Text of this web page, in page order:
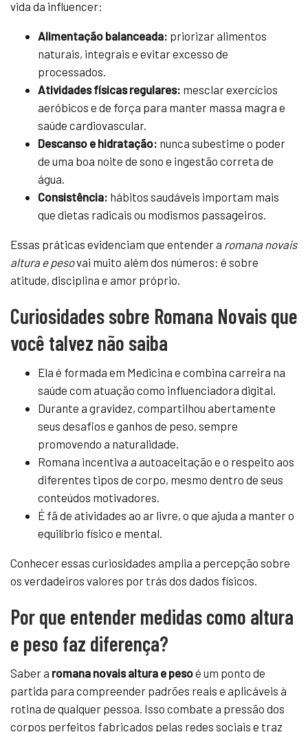
vida da influencer:
Alimentação balanceada: priorizar alimentos
naturais, integrais e evitar excesso de
processados.
Atividades físicas regulares: mesclar exercícios
aeróbicos e de força para manter massa magra e
saúde cardiovascular.
Descanso e hidratação: nunca subestime o poder
de uma boa noite de sono e ingestão correta de
água.
Consistência: hábitos saudáveis importam mais
que dietas radicais ou modismos passageiros.
Essas práticas evidenciam que entender a romana novais
altura e pesovai muito além dos números: é sobre
atitude, disciplina e amor próprio.
Curiosidades sobre Romana Novais que
você talvez não saiba
Ela é formada em Medicina e combina carreira na
saúde com atuação como influenciadora digital.
Durante a gravidez, compartilhou abertamente
seus desafios e ganhos de peso, sempre
promovendo a naturalidade.
Romana incentiva a autoaceitação e o respeito aos
diferentes tipos de corpo, mesmo dentro de seus
conteúdos motivadores.
É fã de atividades ao ar livre, o que ajuda a manter o
equilíbrio físico e mental.
Conhecer essas curiosidades amplia a percepção sobre
os verdadeiros valores por trás dos dados físicos.
Por que entender medidas como altura
e peso faz diferença?
Saber a romana novais altura e pesoé um ponto de
partida para compreender padrões reais e aplicáveis à
rotina de qualquer pessoa. Isso combate a pressão dos
corpos perfeitos fabricados pelas redes sociais e traz